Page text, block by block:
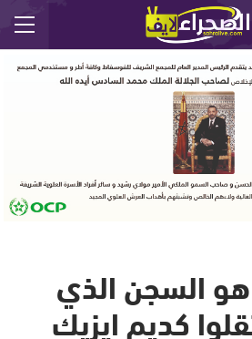
السجن الذي
كديم ايزيك